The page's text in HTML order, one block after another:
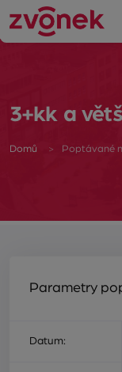
3+kk a
Domů Poptávané
Parametry
Datum: